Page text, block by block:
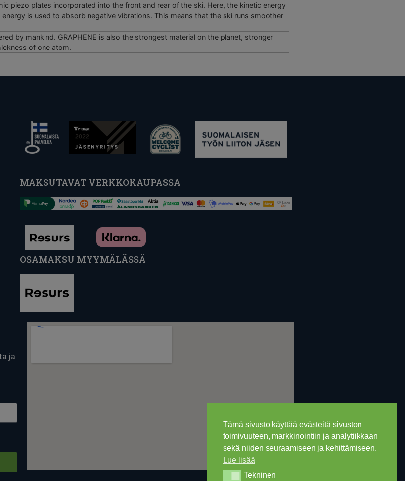
Tämä sivusto käyttää evästeitä sivuston
toimivuuteen, markkinointiin ja analytiikkaan
sekä niiden seuraamiseen ja kehittämiseen.
Lue lisää
TekninenTekninen
piezo plates incorporated into the front and rear of the ski. Here, the kinetic energy
is used to absorb negative vibrations. This means that the ski runs smoother
by mankind. GRAPHENE is also the strongest material on the planet, stronger
of one atom.
MAKSUTAVAT VERKKOKAUPASSA
OSAMAKSU MYYMÄLÄSSÄ
ja